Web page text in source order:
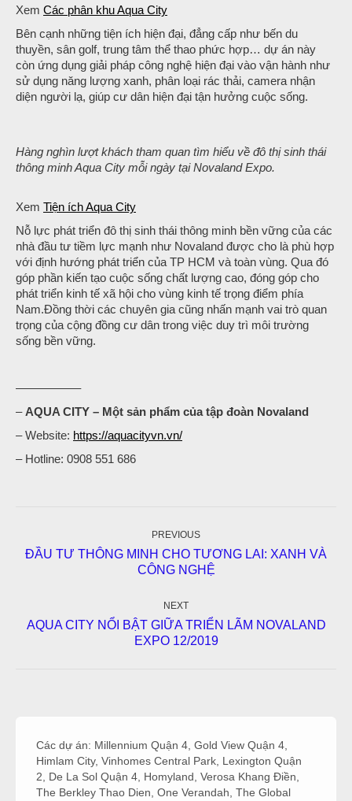
Xem Các phân khu Aqua City
Bên cạnh những tiện ích hiện đại, đẳng cấp như bến du
thuyền, sân golf, trung tâm thể thao phức hợp… dự án này
còn ứng dụng giải pháp công nghệ hiện đại vào vận hành như
sử dụng năng lượng xanh, phân loại rác thải, camera nhận
diện người lạ, giúp cư dân hiện đại tận hưởng cuộc sống.
Hàng nghìn lượt khách tham quan tìm hiểu về đô thị sinh thái
thông minh Aqua City mỗi ngày tại Novaland Expo.
Xem Tiện ích Aqua City
Nỗ lực phát triển đô thị sinh thái thông minh bền vững của các
nhà đầu tư tiềm lực mạnh như Novaland được cho là phù hợp
với định hướng phát triển của TP HCM và toàn vùng. Qua đó
góp phần kiến tạo cuộc sống chất lượng cao, đóng góp cho
phát triển kinh tế xã hội cho vùng kinh tế trọng điểm phía
Nam.Đồng thời các chuyên gia cũng nhấn mạnh vai trò quan
trọng của cộng đồng cư dân trong việc duy trì môi trường
sống bền vững.
—————–
– AQUA CITY – Một sản phẩm của tập đoàn Novaland
– Website: https://aquacityvn.vn/
– Hotline: 0908 551 686
PREVIOUS
Previous
post:
ĐẦU TƯ THÔNG MINH CHO TƯƠNG LAI: XANH VÀ
CÔNG NGHỆ
NEXT
Next
post:
AQUA CITY NỔI BẬT GIỮA TRIỂN LÃM NOVALAND
EXPO 12/2019
Các dự án: Millennium Quận 4 Gold View Quận 4
Himlam City, Vinhomes Central Park Lexington Quận
2
De La Sol Quận 4 Homyland Verosa Khang Điền
The Berkley Thao Dien One Verandah The Global